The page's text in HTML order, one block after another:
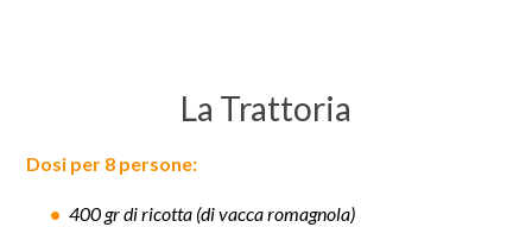
La Trattoria
Dosi per 8 persone:
400 gr di ricotta (di vacca romagnola)